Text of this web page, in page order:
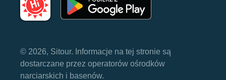
© 2026, Sitour. Informacje na tej stronie są
dostarczane przez operatorów ośrodków
narciarskich i basenów.